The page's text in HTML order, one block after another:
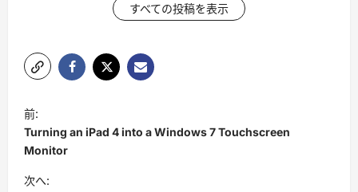
すべての投稿を表示
投
稿
ナ
ビ
前:
Turning an iPad 4 into a Windows 7 Touchscreen
Monitor
次へ: